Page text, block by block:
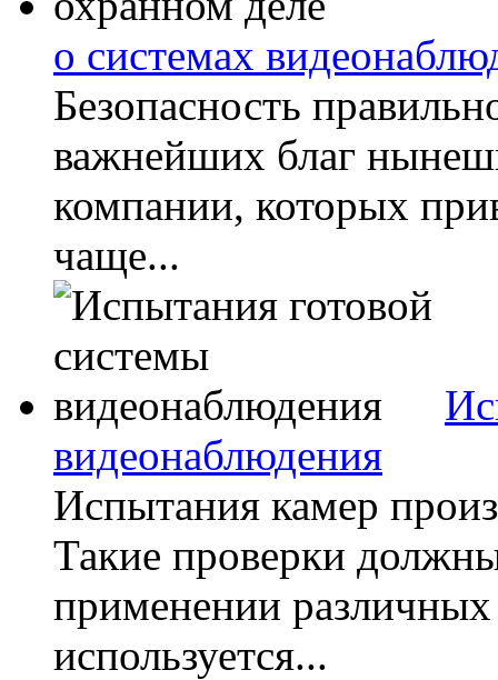
о системах
Безопасность
важнейших благ
компании, которых
чаще...
видеонаблюдения
Испытания камер
Такие проверки
применении
используется...